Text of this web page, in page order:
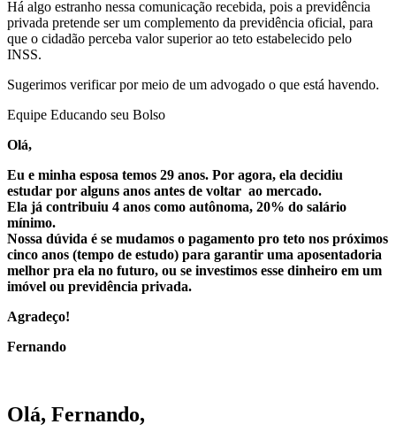
Há algo estranho nessa comunicação recebida, pois a previdência
privada pretende ser um complemento da previdência oficial, para
que o cidadão perceba valor superior ao teto estabelecido pelo
INSS.
Sugerimos verificar por meio de um advogado o que está havendo.
Equipe Educando seu Bolso
Olá,
Eu e minha esposa temos 29 anos. Por agora, ela decidiu
estudar por alguns anos antes de voltar ao mercado.
Ela já contribuiu 4 anos como autônoma, 20% do salário
mínimo.
Nossa dúvida é se mudamos o pagamento pro teto nos próximos
cinco anos (tempo de estudo) para garantir uma aposentadoria
melhor pra ela no futuro, ou se investimos esse dinheiro em um
imóvel ou previdência privada.
Agradeço!
Fernando
Olá, Fernando,